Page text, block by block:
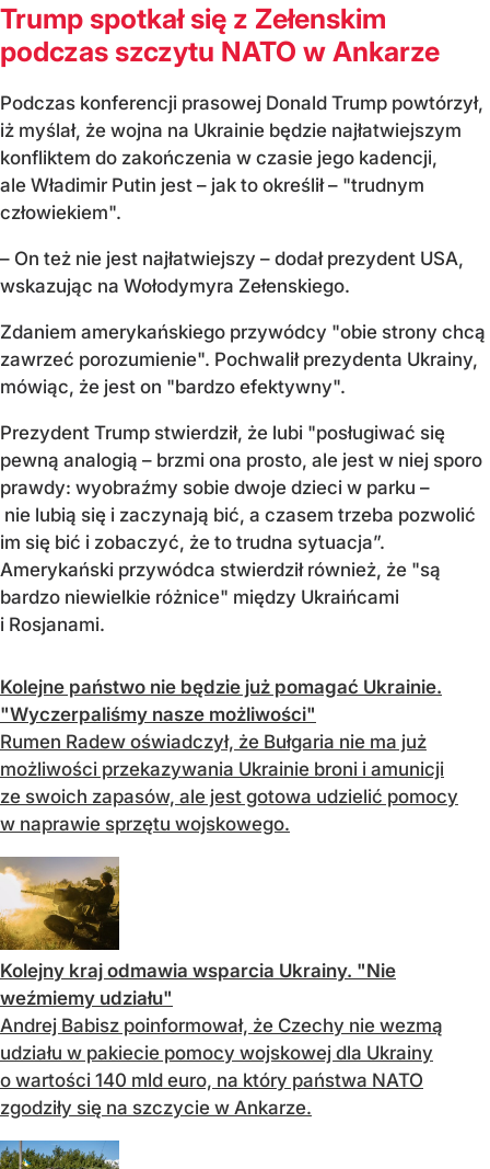
Trump spotkał się z Zełenskim
podczas szczytu NATO w Ankarze
Podczas konferencji prasowej Donald Trump powtórzył,
iż myślał, że wojna na Ukrainie będzie najłatwiejszym
konfliktem do zakończenia w czasie jego kadencji,
ale Władimir Putin jest – jak to określił – "trudnym
człowiekiem".
– On też nie jest najłatwiejszy – dodał prezydent USA,
wskazując na Wołodymyra Zełenskiego.
Zdaniem amerykańskiego przywódcy "obie strony chcą
zawrzeć porozumienie". Pochwalił prezydenta Ukrainy,
mówiąc, że jest on "bardzo efektywny".
Prezydent Trump stwierdził, że lubi "posługiwać się
pewną analogią – brzmi ona prosto, ale jest w niej sporo
prawdy: wyobraźmy sobie dwoje dzieci w parku –
nie lubią się i zaczynają bić, a czasem trzeba pozwolić
im się bić i zobaczyć, że to trudna sytuacja”.
Amerykański przywódca stwierdził również, że "są
bardzo niewielkie różnice" między Ukraińcami
i Rosjanami.
Kolejne państwo nie będzie już pomagać Ukrainie.
"Wyczerpaliśmy nasze możliwości"
Rumen Radew oświadczył, że Bułgaria nie ma już
możliwości przekazywania Ukrainie broni i amunicji
ze swoich zapasów, ale jest gotowa udzielić pomocy
w naprawie sprzętu wojskowego.
Kolejny kraj odmawia wsparcia Ukrainy. "Nie
weźmiemy udziału"
Andrej Babisz poinformował, że Czechy nie wezmą
udziału w pakiecie pomocy wojskowej dla Ukrainy
o wartości 140 mld euro, na który państwa NATO
zgodziły się na szczycie w Ankarze.